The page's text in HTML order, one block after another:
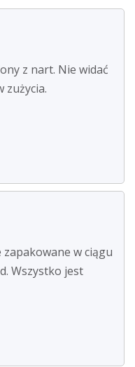
z nart. Nie widać
zużycia.
w ciągu
Wszystko jest